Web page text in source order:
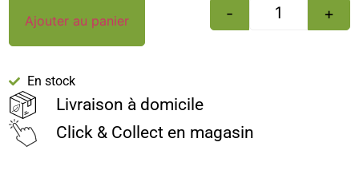
- +
Ajouter au panier
En stock
Livraison à domicile
Click & Collect en magasin